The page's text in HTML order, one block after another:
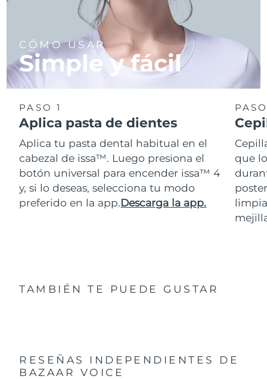
CÓMO USAR
Simple y fácil
PASO 1
Aplica pasta de dientes
Aplica tu pasta dental habitual en el
cabezal de issa™. Luego presiona el
botón universal para encender issa™ 4
y, si lo deseas, selecciona tu modo
preferido en la app.Descarga la app.
que
TAMBIÉN TE PUEDE GUSTAR
RESEÑAS INDEPENDIENTES
DE
BAZAAR VOICE